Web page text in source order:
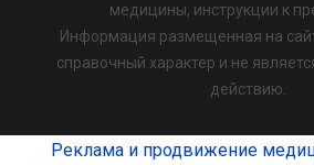
медицины, инструкции к
Информация размещенная на
справочный характер и не
действию.
Реклама и продвижение